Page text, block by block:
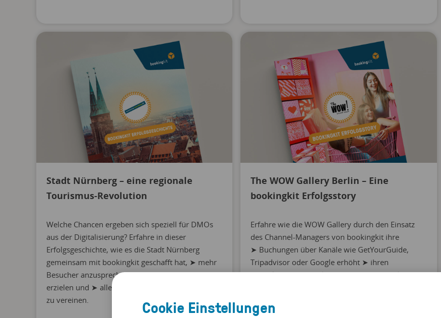
Stadt Nürnberg – eine regionale
Tourismus-Revolution
Welche Chancen ergeben sich speziell für DMOs
aus der Digitalisierung? Erfahre in dieser
Erfolgsgeschichte, wie es die Stadt Nürnberg
gemeinsam mit bookingkit geschafft hat, ➤ mehr
Besucher anzusprechen, ➤ mehr Umsatz zu
erzielen und ➤ alle Erlebnisse unter einem Dach
zu vereinen.
The WOW Gallery Berlin – Eine
bookingkit Erfolgsstory
Erfahre wie die WOW Gallery durch den Einsatz
des Channel-Managers von bookingkit ihre
➤ Buchungen über Kanäle wie GetYourGuide,
Tripadvisor oder Google erhöht ➤ ihren
Verwaltungsaufwand auf ein Minimum reduziert
Cookie Einstellungen